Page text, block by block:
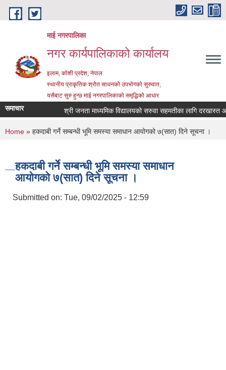
Skip to main content
माई नगरपालिका
नगर कार्यपालिकाको कार्यालय
इलाम, कोशी प्रदेश, नेपाल
स्थानीय प्राकृतिक श्रोत साधनको उपभोगको सुरुवात,
यसैबाट सुरु हुन्छ माई नगरपालिकाको समृद्धिको आधार
समाचार श्री जनता माध्यमिक विद्यालयको सरुवा सहमतीका लागि दरखास्त
You are here
Home » हकदाबी गर्ने सम्बन्धी भूमि समस्या समाधान आयोगको ७(सात) दिने सूचना ।
हकदाबी गर्ने सम्बन्धी भूमि समस्या समाधान
आयोगको ७(सात) दिने सूचना ।
Submitted on: Tue, 09/02/2025 - 12:59